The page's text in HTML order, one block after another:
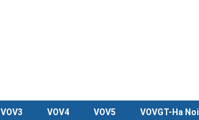
VOV3 VOV4 VOV5 VOVGT-Ha Noi